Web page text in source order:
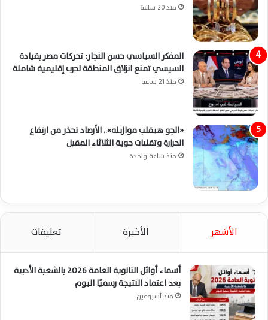
منذ 20 ساعة
المفكر السياسي حسن النجار: تحركات مصر بقيادة
السيسي تمنع انزلاق المنطقة لحرب إقليمية شاملة
منذ 21 ساعة
«الجو هيقلب موازينه».. الأرصاد تحذر من ارتفاع
الحرارة وتقلبات جوية الثلاثاء المقبل
منذ ساعة واحدة
الأشهر الأخيرة تعليقات
أسماء أوائل الثانوية العامة 2026 بالشعبة الأدبية
بعد اعتماد النتيجة رسميًا اليوم
منذ أسبوعين